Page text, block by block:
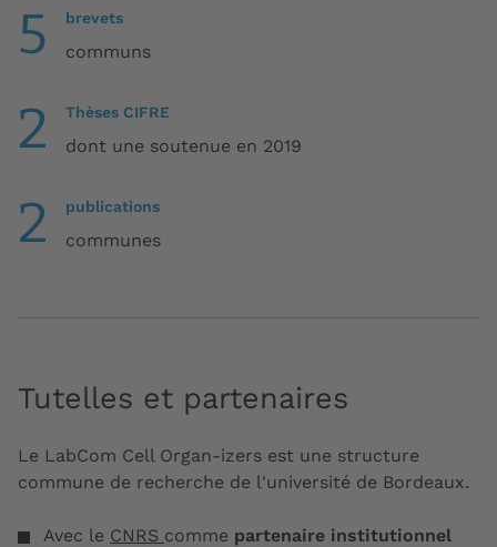
5 brevets
communs
2 Thèses CIFRE
dont une soutenue en 2019
2 publications
communes
Tutelles et partenaires
Le LabCom Cell Organ-izers est une structure
commune de recherche de l'université de Bordeaux.
Avec le CNRS comme partenaire institutionnel